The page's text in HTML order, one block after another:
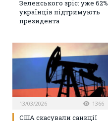
Зеленського зріс: уже 62%
українців підтримують
президента
13/03/2026 1366
США скасували санкції